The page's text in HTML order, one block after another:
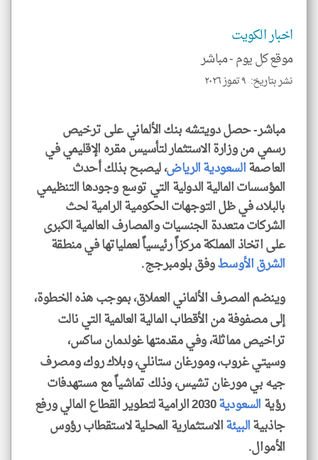
اخبار الكويت
موقع كل يوم -مباشر
نشر بتاريخ: ٩ تموز ٢٠٢٦
مباشر- حصل دويتشه بنك الألماني على ترخيص
رسمي من وزارة الاستثمار لتأسيس مقره الإقليمي في
العاصمةالسعوديةالرياض، ليصبح بذلك أحدث
المؤسسات المالية الدولية التي توسع وجودها التنظيمي
بالبلاد، في ظل التوجهات الحكومية الرامية لحث
الشركات متعددة الجنسيات والمصارف العالمية الكبرى
على اتخاذ المملكة مركزاً رئيسياً لعملياتها في منطقة
الشرق الأوسطوفق بلومبرجج.
وينضم المصرف الألماني العملاق، بموجب هذه الخطوة،
إلى مصفوفة من الأقطاب المالية العالمية التي نالت
تراخيص مماثلة، وفي مقدمتها غولدمان ساكس،
وسيتي غروب، ومورغان ستانلي، وبلاك روك، ومصرف
جيه بي مورغان تشيس، وذلك تماشياً مع مستهدفات
رؤيةالسعودية
2030 الرامية لتطوير القطاع المالي ورفع
جاذبيةالبيئةالاستثمارية المحلية لاستقطاب رؤوس
الأموال.
klyoum.com